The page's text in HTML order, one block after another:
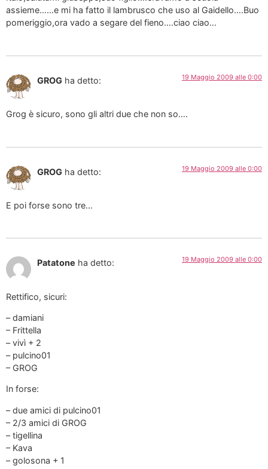
assieme……e mi ha fatto il lambrusco che uso al Gaidello….Buo
pomeriggio,ora vado a segare del fieno….ciao ciao…
GROG ha detto: 19 Maggio 2009 alle 0:00
Grog è sicuro, sono gli altri due che non so….
GROG ha detto: 19 Maggio 2009 alle 0:00
E poi forse sono tre…
Patatone ha detto: 19 Maggio 2009 alle 0:00
Rettifico, sicuri:
– damiani
– Frittella
– vivì + 2
– pulcino01
– GROG
In forse:
– due amici di pulcino01
– 2/3 amici di GROG
– tigellina
– Kava
– golosona + 1